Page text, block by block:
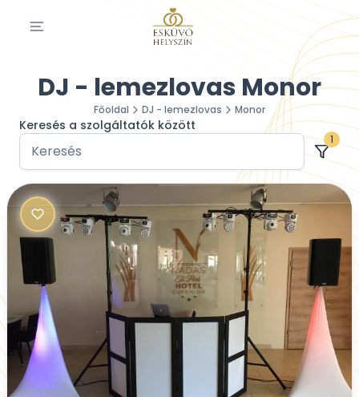
DJ - lemezlovas Monor
Főoldal DJ - lemezlovas Monor
Keresés a szolgáltatók között
1